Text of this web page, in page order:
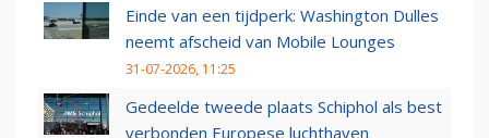
Einde van een tijdperk: Washington Dulles
neemt afscheid van Mobile Lounges
31-07-2026, 11:25
Gedeelde tweede plaats Schiphol als best
verbonden Europese luchthaven